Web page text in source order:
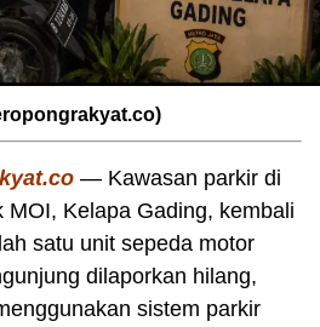
— Kawasan parkir di
MOI, Kelapa Gading, kembali
satu unit sepeda motor
dilaporkan hilang,
sistem parkir